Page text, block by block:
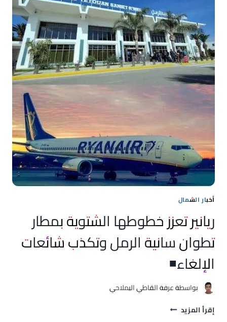
بالأعاصير
قبل
وقوعها
بيوم
إضافي
أخبار الشمال
ريانير تعزز خطوطها الشتوية بمطار
تطوان سانية الرمل وتكذب شائعات
الإلغاء◾
بواسطةعرفة القاطي اليملاحي
إقرأ المزيد ريانير